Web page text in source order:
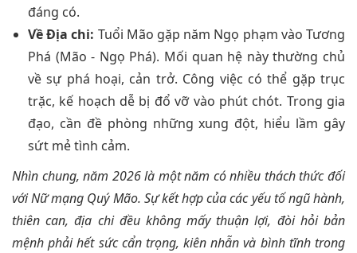
đáng có.
Về Địa chi: Tuổi Mão gặp năm Ngọ phạm vào Tương
Phá (Mão - Ngọ Phá). Mối quan hệ này thường chủ
về sự phá hoại, cản trở. Công việc có thể gặp trục
trặc, kế hoạch dễ bị đổ vỡ vào phút chót. Trong gia
đạo, cần đề phòng những xung đột, hiểu lầm gây
sứt mẻ tình cảm.
Nhìn chung, năm 2026 là một năm có nhiều thách thức đối
với Nữ mạng Quý Mão. Sự kết hợp của các yếu tố ngũ hành,
thiên can, địa chi đều không mấy thuận lợi, đòi hỏi bản
mệnh phải hết sức cẩn trọng, kiên nhẫn và bình tĩnh trong